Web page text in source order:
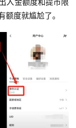
度就尴尬了。